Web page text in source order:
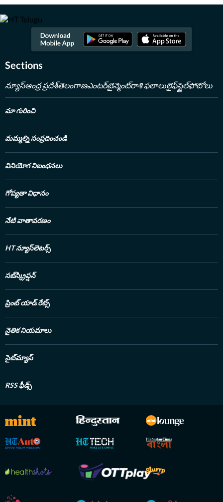
Sections
న్యూస్ఆంధ్ర ప్రదేశ్తెలంగాణఎంటర్‌టైన్మెంట్రాశి ఫలాలులైఫ్‌స్టైల్ఫోటోలు
మా గురించి
మమ్మల్ని సంప్రదించండి
వినియోగ నిబంధనలు
గోప్యతా విధానం
నేటి వాతావరణం
HT న్యూస్‌లెటర్స్
సబ్‌స్క్రిప్షన్
ప్రింట్ యాడ్ రేట్స్
నైతిక నియమాలు
సైట్‌మ్యాప్
RSS ఫీడ్స్